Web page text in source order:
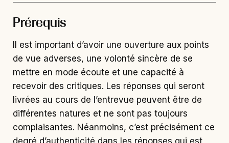
Prérequis
Il est important d’avoir une ouverture aux points
de vue adverses, une volonté sincère de se
mettre en mode écoute et une capacité à
recevoir des critiques. Les réponses qui seront
livrées au cours de l’entrevue peuvent être de
différentes natures et ne sont pas toujours
complaisantes. Néanmoins, c’est précisément ce